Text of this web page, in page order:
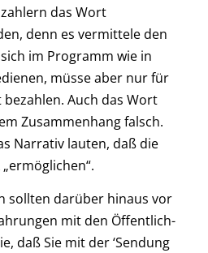
das Wort
denn es vermittele den
im Programm wie in
müsse aber nur für
Auch das Wort
Zusammenhang falsch.
Narrativ lauten, daß die
sollten darüber hinaus vor
mit den Öffentlich-
daß Sie mit der ‘Sendung